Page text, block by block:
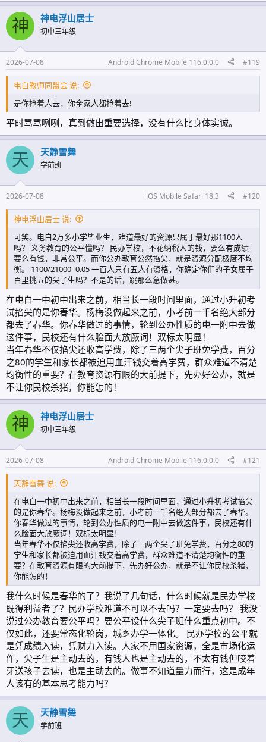
育系统吃西米负责人的推波助澜和鼎力支持，你黄老板能把一家在零几
年之前毫不起眼、濒临倒闭的民办学校做成相当长一段时间内垄断电白
初中教育的龙头民校？没有公办教师去春华任教有谁会去读？零几年之
前初中格局有东城有广南，什么时候轮到你春华了？
你说得没毛病，他们是比我懂，比我更懂如何钻政策漏洞和法律空子！
为什么今时今日黄老板那套行不通了，就是因为社会进步了，法制更加
健全了，你黄老板那套打通上下关节、获得相关资源倾斜的打法已经行
不通了！天有眼，社会在不断进步，电白教育迟早会回到正轨，但是电
白教育将来的中流砥柱肯定不是你春华！
神 神电浮山居士
初中三年级
2026-07-08 Android Chrome Mobile 116.0.0.0 #119
电白教师同盟会 说:
是你抢着人去，你全家人都抢着去!
平时骂骂咧咧，真到做出重要选择，没有什么比身体实诚。
天 天静雪舞
学前班
2026-07-08 iOS Mobile Safari 18.3 #120
神电浮山居士 说:
可笑。电白2万多小学毕业生，难道最好的资源只属于最好那1100人
吗？ 义务教育的公平懂吗？ 民办学校，不花纳税人的钱，要么有成绩
要么有钱，非常公平。而你公办教育公然掐尖，就是资源分配极度不均
衡。 1100/21000=0.05 一百人只有五人有资格，你确定你们的子女属于
百里挑五的尖子生吗？不是的话，跳那么急做甚。
在电白一中初中出来之前，相当长一段时间里面，通过小升初考
试掐尖的是你春华。杨梅没做起来之前，小考前一千名绝大部分
都去了春华。你春华做过的事情，轮到公办性质的电一附中去做
这件事，民校还有什么脸面大放厥词！双标太明显！
当年春华不仅掐尖还收高学费，除了三两个尖子班免学费，百分
之80的学生和家长都被迫用血汗钱交着高学费，群众难道不清楚
均衡性的重要？在教育资源有限的大前提下，先办好公办，就是
不让你民校杀猪，你能怎的！
神 神电浮山居士
初中三年级
2026-07-08 Android Chrome Mobile 116.0.0.0 #121
天静雪舞 说:
在电白一中初中出来之前，相当长一段时间里面，通过小升初考试掐尖
的是你春华。杨梅没做起来之前，小考前一千名绝大部分都去了春华。
你春华做过的事情，轮到公办性质的电一附中去做这件事，民校还有什
么脸面大放厥词！双标太明显！
当年春华不仅掐尖还收高学费，除了三两个尖子班免学费，百分之80的
学生和家长都被迫用血汗钱交着高学费，群众难道不清楚均衡性的重
要？在教育资源有限的大前提下，先办好公办，就是不让你民校杀猪，
你能怎的！
我什么时候是春华的了？我说了几句话，什么时候就是民办学校
既得利益者了？民办学校难道不可以不去吗？一定要去吗？ 我没
说过公办教育要公平吗？要公平设什么尖子班什么重点初中。不
仅如此，还要常态化轮岗，城乡办学一体化。 民办学校的公平就
是凭成绩入读，凭财力入读。人家不用国家资源，全是市场化运
作，尖子生是主动去的，有钱人也是主动去的，不太有钱但咬着
牙送孩子去读，也是主动去的。做事不知道量力而行，这是成年
人该有的基本思考能力吗？
天 天静雪舞
学前班